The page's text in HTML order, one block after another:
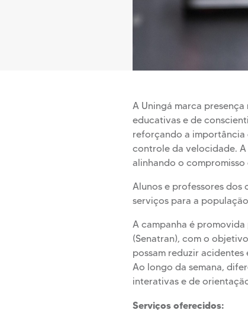
A Uningá marca
educativas e de
reforçando a importância
controle da velocidade.
alinhando o
Alunos e professores dos
serviços para a
A campanha é
(Senatran), com o
possam reduzir acidentes
Ao longo da semana,
interativas e de
Serviços oferecidos: